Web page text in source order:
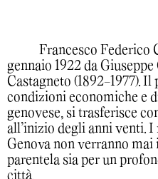
Francesco Federico
gennaio 1922 da Giuseppe
Castagneto (1892-1977). Il
condizioni economiche e
genovese, si trasferisce
all’inizio degli anni venti.
Genova non verranno
parentela sia per un
città.